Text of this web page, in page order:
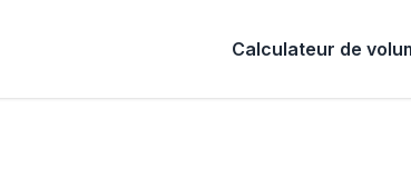
Calculateur de